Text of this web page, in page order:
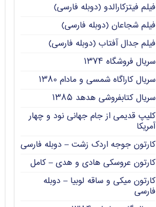
فیلم فیتزکارالدو (دوبله فارسی)
فیلم شجاعان (دوبله فارسی)
فیلم جدال آفتاب (دوبله فارسی)
سریال فروشگاه ۱۳۷۴
سریال کاراگاه شمسی و مادام ۱۳۸۰
سریال کتابفروشی هدهد ۱۳۸۵
کلیپ قدیمی از جام جهانی نود و چهار
آمریکا
کارتون جوجه اردک زشت – دوبله فارسی
کارتون عروسکی هادی و هدی – کامل
کارتون میکی و ساقه لوبیا – دوبله
فارسی